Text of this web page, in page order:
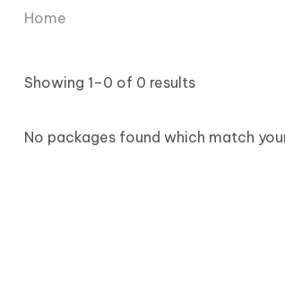
Home
Showing 1–0 of 0 results
No packages found which match